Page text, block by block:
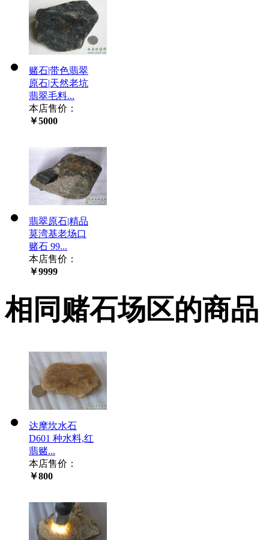
赌石|带色翡翠
原石|天然老坑
翡翠毛料...
本店售价：
￥5000
翡翠原石|精品
莫湾基老场口
赌石 99...
本店售价：
￥9999
相同赌石场区的商品
达摩坎水石
D601 种水料,红
翡赌...
本店售价：
￥800